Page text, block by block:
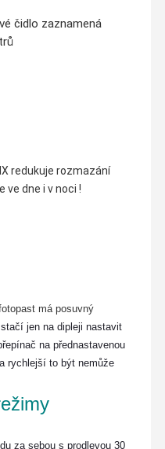
čidlo zaznamená
redukuje rozmazání
dne i v noci !
má posuvný
jen na dipleji nastavit
na přednastavenou
rychlejší to být nemůže
za sebou s prodlevou 30